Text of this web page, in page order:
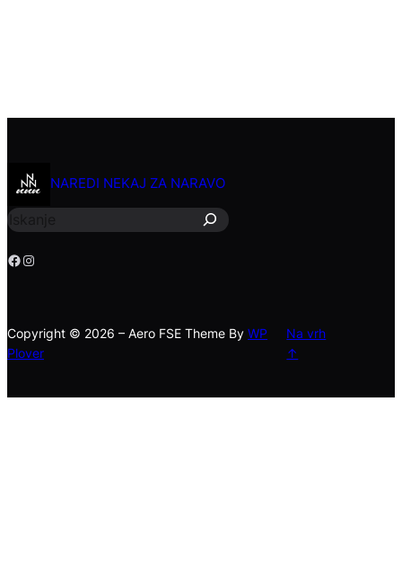
NAREDI NEKAJ ZA NARAVO
č
Facebook Instagram
Copyright © 2026 – Aero FSE Theme By WP
Plover
Na vrh
↑